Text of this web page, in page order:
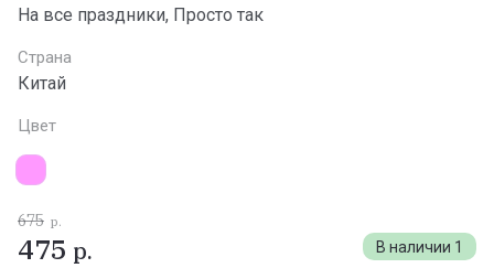
На все праздники, Просто так
Страна
Китай
Цвет
В наличии 1
675 р.
475 р.